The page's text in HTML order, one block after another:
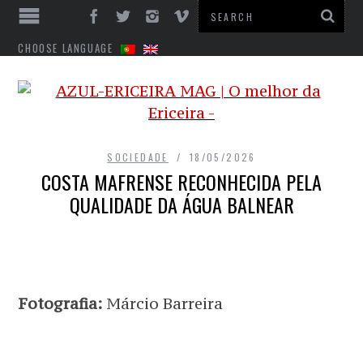
CHOOSE LANGUAGE
SOCIEDADE 18/05/2026
COSTA MAFRENSE RECONHECIDA PELA
QUALIDADE DA ÁGUA BALNEAR
Fotografia: Márcio Barreira